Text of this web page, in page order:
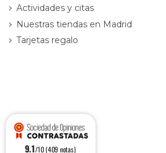
Actividades y citas
Nuestras tiendas en Madrid
Tarjetas regalo
9.1/10 (409 notas)